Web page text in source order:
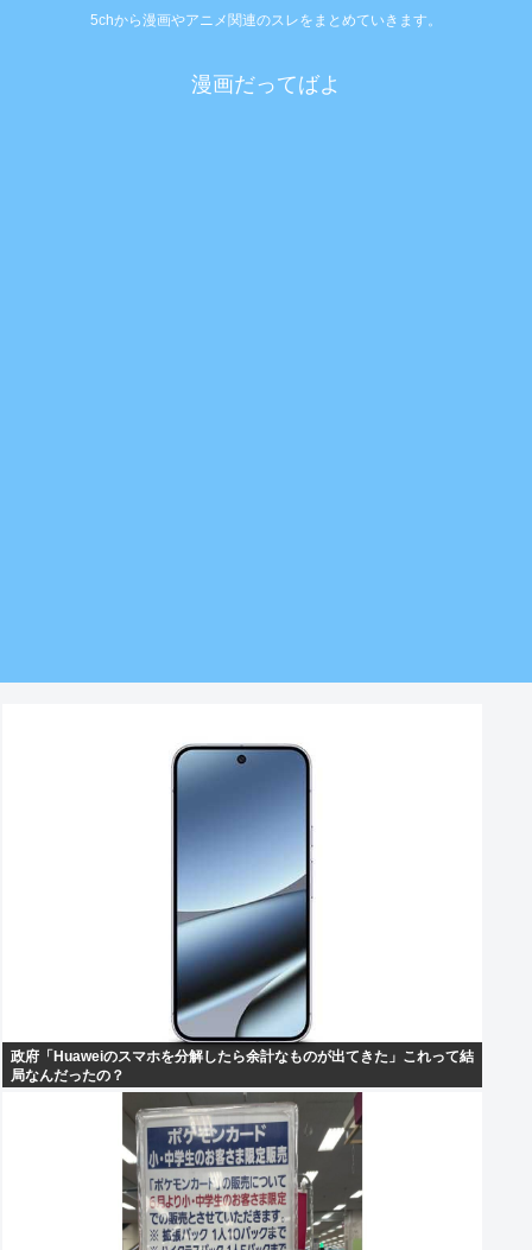
5chから漫画やアニメ関連のスレをまとめていきます。
漫画だってばよ
政府「Huaweiのスマホを分解したら余計なものが出てきた」これって結
局なんだったの？